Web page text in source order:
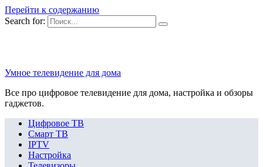
Перейти к содержанию
Search for:
Умное телевидение для дома
Все про цифровое телевидение для дома, настройка и обзоры
гаджетов.
Цифровое ТВ
Смарт ТВ
IPTV
Настройка